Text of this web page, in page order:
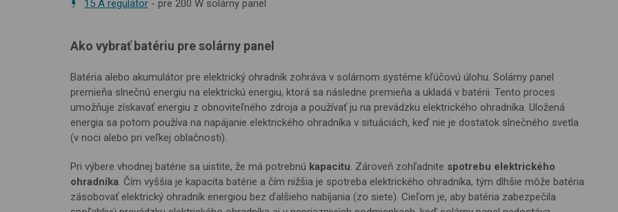
15 A regulátor - pre 200 W solárny panel
Ako vybrať batériu pre solárny panel
Batéria alebo akumulátor pre elektrický ohradník zohráva v solárnom systéme kľúčovú úlohu. Solárny panel
premieňa slnečnú energiu na elektrickú energiu, ktorá sa následne premieňa a ukladá v batérii. Tento proces
umožňuje získavať energiu z obnoviteľného zdroja a používať ju na prevádzku elektrického ohradníka. Uložená
energia sa potom používa na napájanie elektrického ohradníka v situáciách, keď nie je dostatok slnečného svetla
(v noci alebo pri veľkej oblačnosti).
Pri výbere vhodnej batérie sa uistite, že má potrebnú kapacitu. Zároveň zohľadnite spotrebu elektrického
ohradníka. Čím vyššia je kapacita batérie a čím nižšia je spotreba elektrického ohradníka, tým dlhšie môže batéria
zásobovať elektrický ohradník energiou bez ďalšieho nabíjania (zo siete). Cieľom je, aby batéria zabezpečila